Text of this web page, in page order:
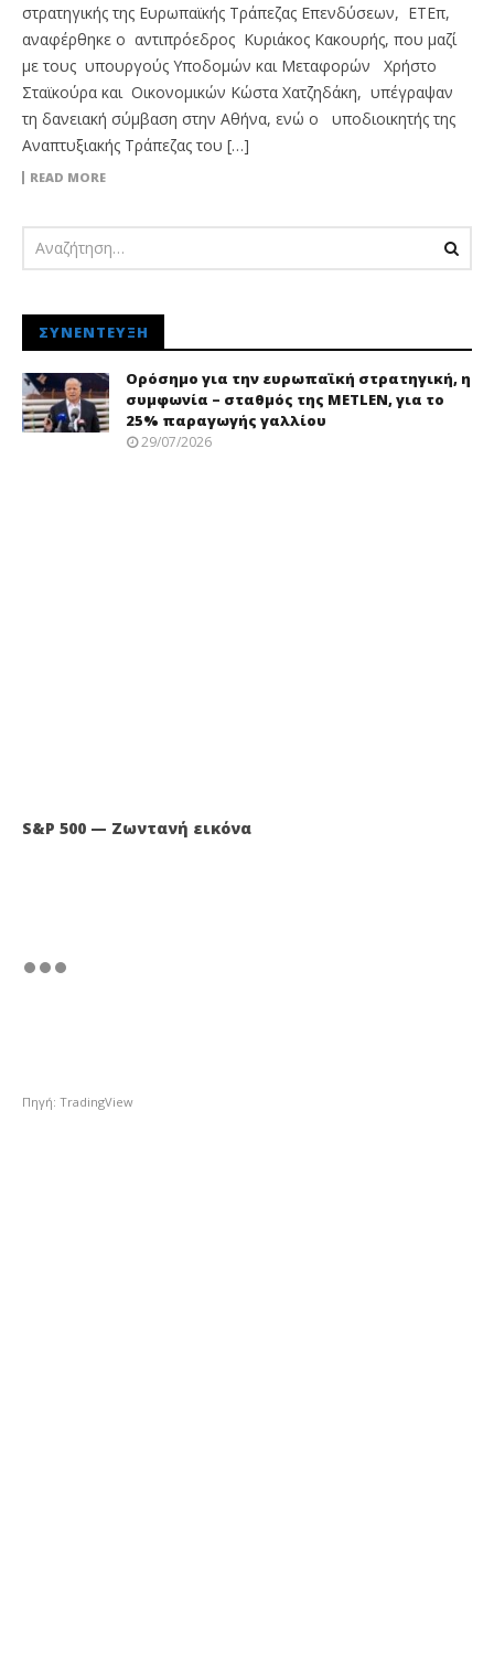
στρατηγικής της Ευρωπαϊκής Τράπεζας Επενδύσεων, ΕΤΕπ,
αναφέρθηκε ο αντιπρόεδρος Κυριάκος Κακουρής, που μαζί
με τους υπουργούς Υποδομών και Μεταφορών Χρήστο
Σταϊκούρα και Οικονομικών Κώστα Χατζηδάκη, υπέγραψαν
τη δανειακή σύμβαση στην Αθήνα, ενώ ο υποδιοικητής της
Αναπτυξιακής Τράπεζας του […]
READ MORE
ΣΥΝΈΝΤΕΥΞΗ
Ορόσημο για την ευρωπαϊκή στρατηγική, η
συμφωνία – σταθμός της METLEN, για το
25% παραγωγής γαλλίου
29/07/2026
S&P 500 — Ζωντανή εικόνα
Πηγή: TradingView